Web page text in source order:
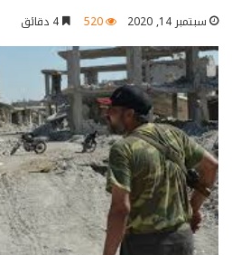
سبتمبر 14, 2020 520